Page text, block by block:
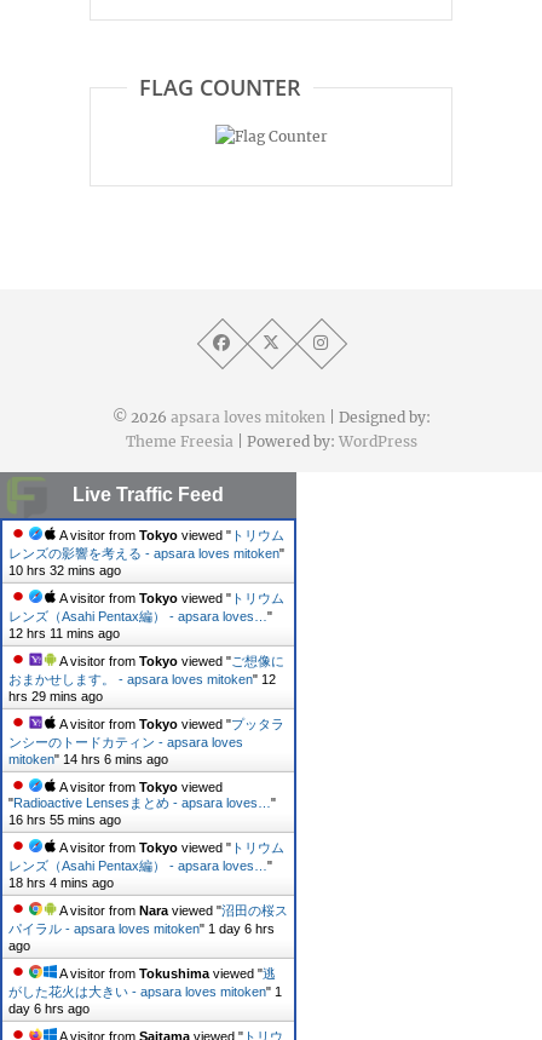
FLAG COUNTER
© 2026 apsara loves mitoken | Designed by:
Theme Freesia | Powered by: WordPress
Live Traffic Feed
A visitor from Tokyo viewed " トリウム
レンズの影響を考える - apsara loves mitoken"
10 hrs 32 mins ago
A visitor from Tokyo viewed " トリウム
レンズ（Asahi Pentax編） - apsara loves… "
12 hrs 11 mins ago
A visitor from Tokyo viewed "ご想像に
おまかせします。 - apsara loves mitoken" 12
hrs 29 mins ago
A visitor from Tokyo viewed "プッタラ
ンシーのトードカティン - apsara loves
mitoken" 14 hrs 6 mins ago
A visitor from Tokyo viewed
"Radioactive Lensesまとめ - apsara loves… "
16 hrs 55 mins ago
A visitor from Tokyo viewed " トリウム
レンズ（Asahi Pentax編） - apsara loves… "
18 hrs 4 mins ago
A visitor from Nara viewed "沼田の桜ス
パイラル - apsara loves mitoken" 1 day 6 hrs
ago
A visitor from Tokushima viewed "逃
がした花火は大きい - apsara loves mitoken" 1
day 6 hrs ago
A visitor from Saitama viewed " トリウ